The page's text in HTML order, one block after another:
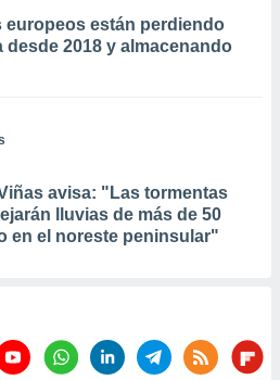
europeos están perdiendo
desde 2018 y almacenando
avisa: "Las tormentas
lluvias de más de 50
en el noreste peninsular"